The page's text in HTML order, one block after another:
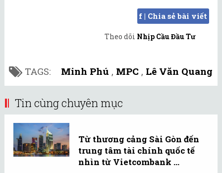
f | Chia sẻ bài viết
Theo dõi Nhịp Cầu Đầu Tư
TAGS: Minh Phú , MPC , Lê Văn Quang
Tin cùng chuyên mục
Từ thương cảng Sài Gòn đến
trung tâm tài chính quốc tế
nhìn từ Vietcombank ...